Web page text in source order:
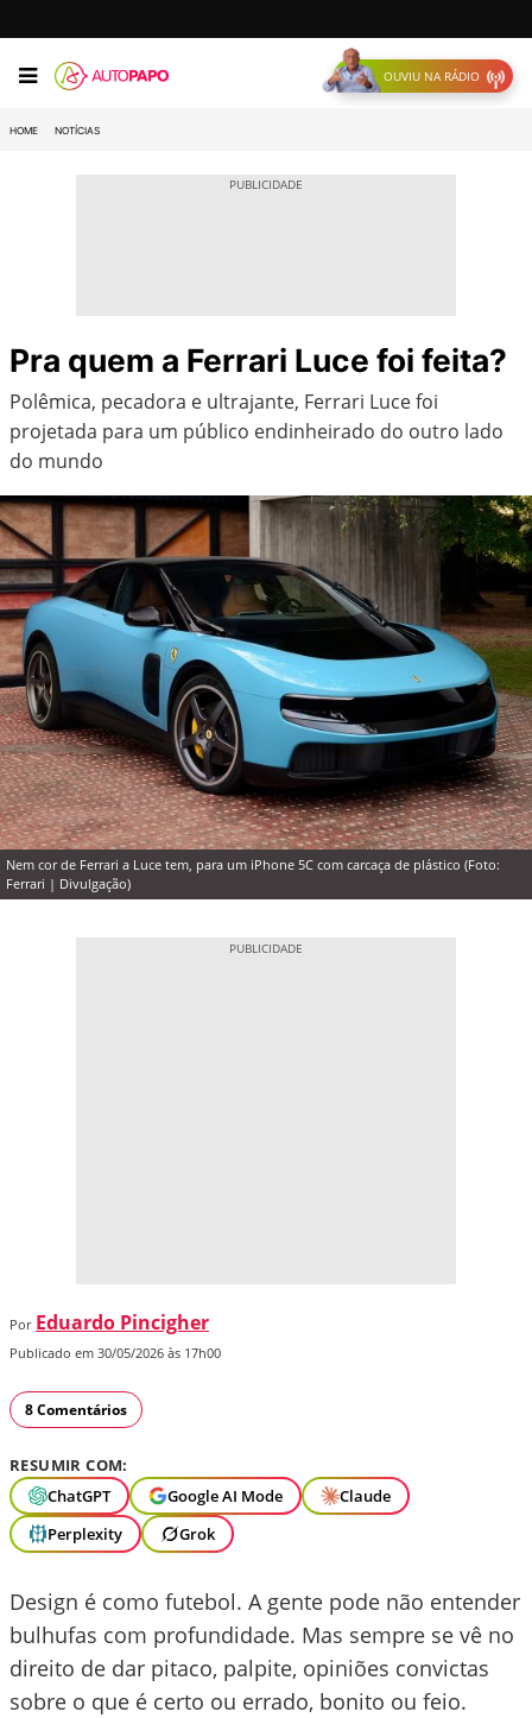
OUVIU NA RÁDIO
HOME NOTÍCIAS
Pra quem a Ferrari Luce foi feita?
Polêmica, pecadora e ultrajante, Ferrari Luce foi
projetada para um público endinheirado do outro lado
do mundo
Nem cor de Ferrari a Luce tem, para um iPhone 5C com carcaça de plástico (Foto:
Ferrari | Divulgação)
Por Eduardo Pincigher
Publicado em 30/05/2026 às 17h00
8 Comentários
RESUMIR COM:
ChatGPT
Google AI Mode
Claude
Perplexity
Grok
Design é como futebol. A gente pode não entender
bulhufas com profundidade. Mas sempre se vê no
direito de dar pitaco, palpite, opiniões convictas
sobre o que é certo ou errado, bonito ou feio.